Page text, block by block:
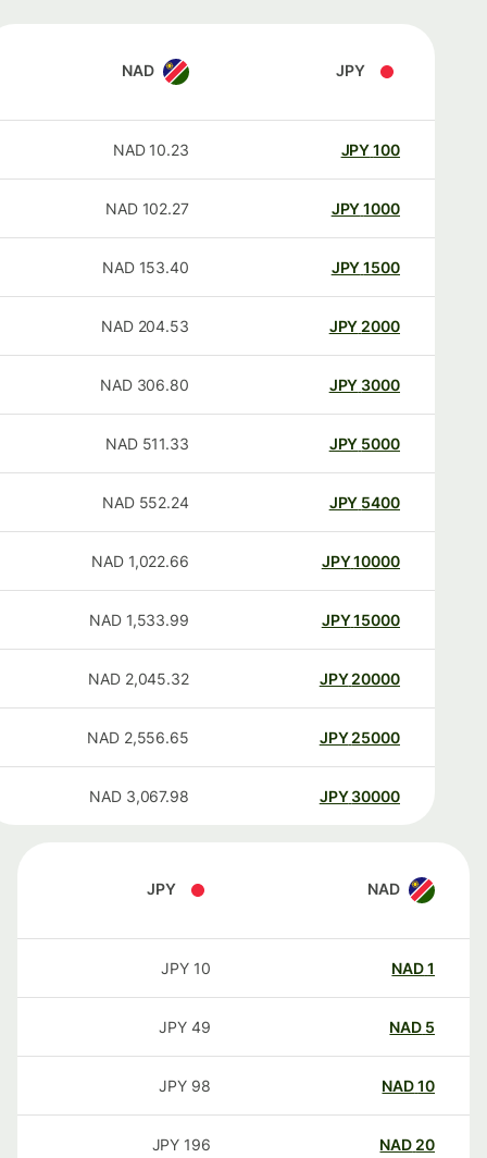
JPY
NAD
100
JPY
10.23
NAD
1000
JPY
102.27
NAD
1500
JPY
153.40
NAD
2000
JPY
204.53
NAD
3000
JPY
306.80
NAD
5000
JPY
511.33
NAD
5400
JPY
552.24
NAD
10000
JPY
1,022.66
NAD
15000
JPY
1,533.99
NAD
20000
JPY
2,045.32
NAD
25000
JPY
2,556.65
NAD
30000
JPY
3,067.98
NAD
NAD
JPY
NAD
JPY
NAD
49
JPY
NAD
98
JPY
20
NAD
196
JPY